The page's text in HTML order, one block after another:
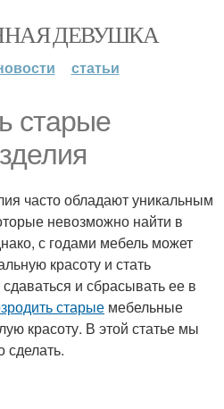
ДЕВУШКА
статьи
старые
часто обладают уникальным
невозможно найти в
с годами мебель может
красоту и стать
и сбрасывать ее в
старые мебельные
красоту. В этой статье мы
сделать.